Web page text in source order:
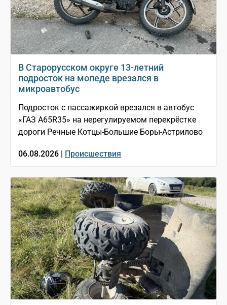
В Старорусском округе 13-летний
подросток на мопеде врезался в
микроавтобус
Подросток с пассажиркой врезался в автобус
«ГАЗ A65R35» на нерегулируемом перекрёстке
дороги Речные Котцы-Большие Боры-Астрилово
06.08.2026 | Происшествия